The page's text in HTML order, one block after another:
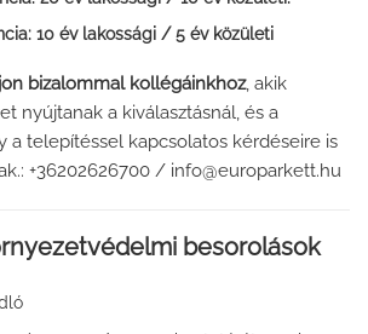
10 év lakossági / 5 év közületi
bizalommal kollégáinkhoz, akik
nyújtanak a kiválasztásnál, és a
a telepítéssel kapcsolatos kérdéseire is
+36202626700 / info@europarkett.hu
besorolások